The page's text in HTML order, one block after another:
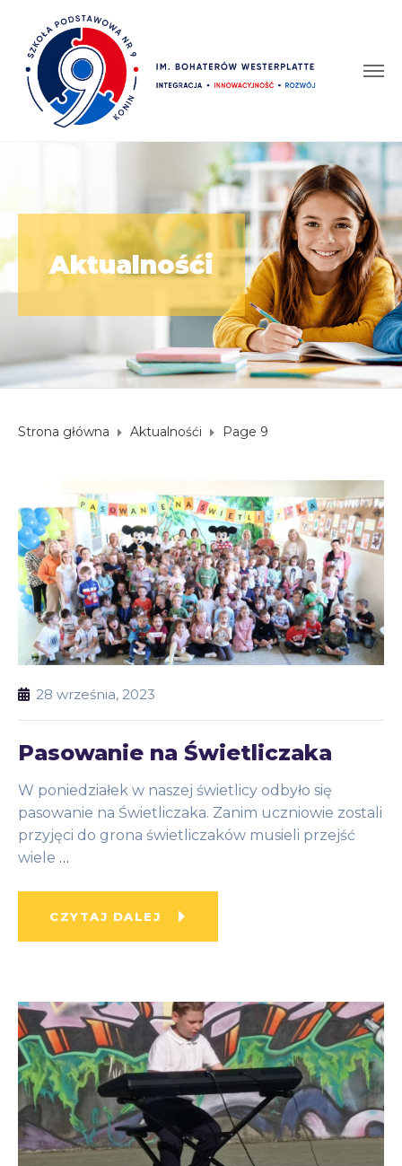
Aktualnośći
Strona główna Aktualnośći Page 9
28 września, 2023
Pasowanie na Świetliczaka
W poniedziałek w naszej świetlicy odbyło się
pasowanie na Świetliczaka. Zanim uczniowie zostali
przyjęci do grona świetliczaków musieli przejść
wiele …
CZYTAJ DALEJ